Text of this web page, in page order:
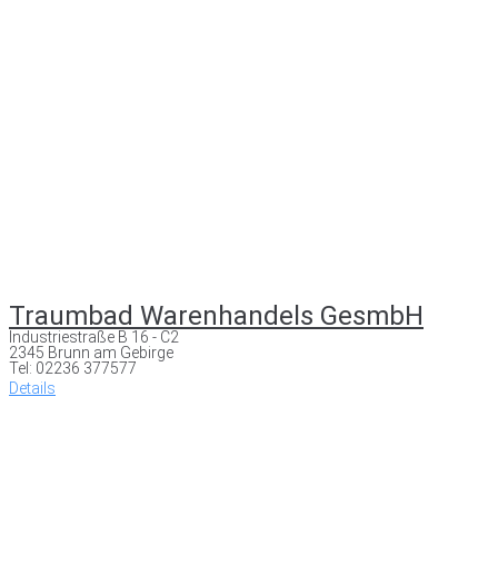
Traumbad Warenhandels GesmbH
Industriestraße B 16 - C2
2345 Brunn am Gebirge
Tel: 02236 377577
Details